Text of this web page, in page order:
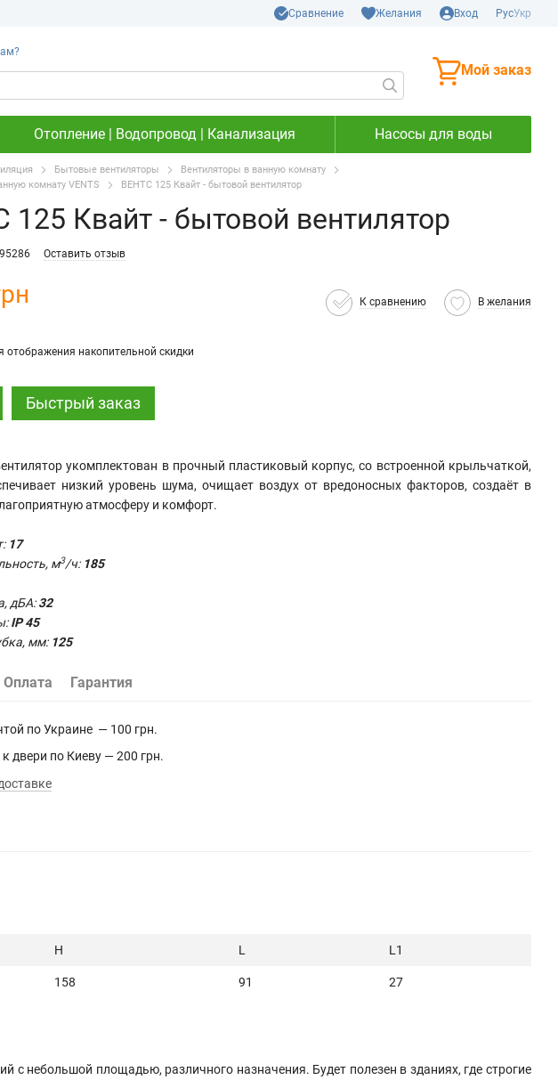
Сравнение Желания Вход РусУкр
Мой заказ
Отопление | Водопровод | Канализация Насосы для воды
Бытовые вентиляторы
Вентиляторы в ванную комнату
комнату VENTS
ВЕНТС 125 Квайт - бытовой вентилятор
125 Квайт - бытовой вентилятор
Оставить отзыв
К сравнению В желания
отображения накопительной скидки
Быстрый заказ
укомплектован в прочный пластиковый корпус, со встроенной крыльчаткой,
низкий уровень шума, очищает воздух от вредоносных факторов, создаёт в
атмосферу и комфорт.
17
м3/ч: 185
дБА:32
IP 45
мм: 125
Оплата Гарантия
по Украине — 100 грн.
двери по Киеву — 200 грн.
Н L L1
158 91 27
небольшой площадью, различного назначения. Будет полезен в зданиях, где строгие